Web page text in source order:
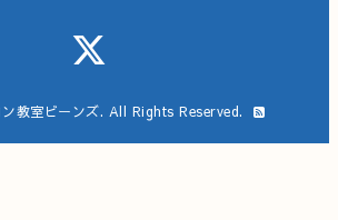
教室ビーンズ. All Rights Reserved.